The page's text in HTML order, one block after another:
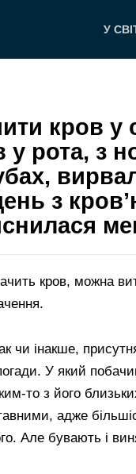
У
кров у
у рота, з
з
кров, можна
чи інакше,
У який
то з його
адже
Але бувають і